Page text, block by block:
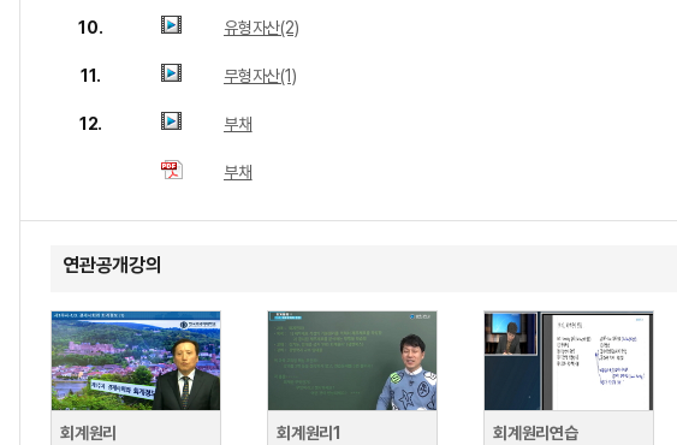
10. 유형자산(2)
11. 무형자산(1)
12. 부채
부채
연관공개강의
회계원리
회계원리1
회계원리연습